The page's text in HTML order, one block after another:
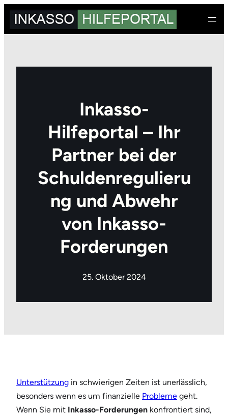
Zum
Inhalt
Inkasso-
Hilfeportal – Ihr
Partner bei der
Schuldenregulieru
ng und Abwehr
von Inkasso-
Forderungen
25. Oktober 2024
Unterstützung in schwierigen Zeiten ist unerlässlich,
besonders wenn es um finanzielle Probleme geht.
Wenn Sie mit Inkasso-Forderungen konfrontiert sind,